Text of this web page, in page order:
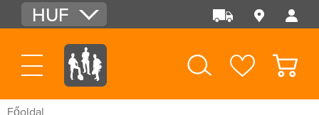
HUF
EUR
USD
Főoldal